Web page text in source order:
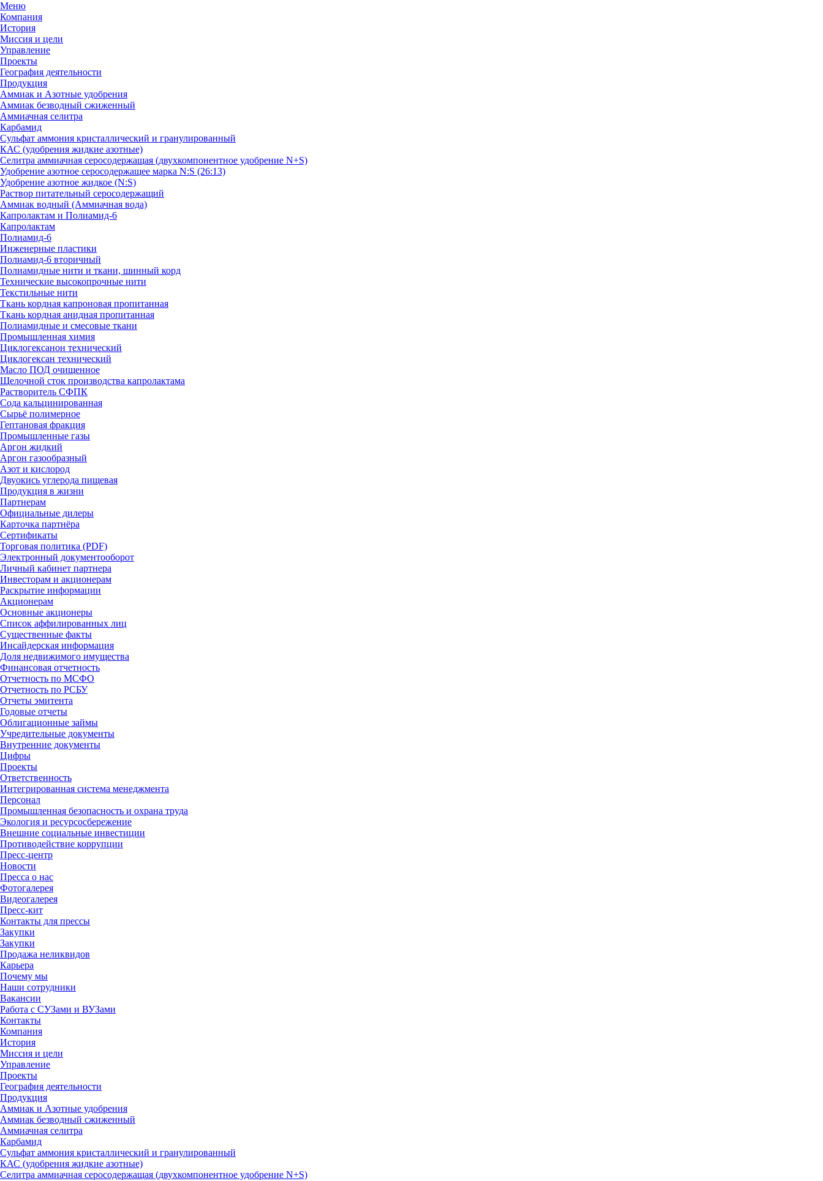
Меню
Компания
История
Миссия и цели
Управление
Проекты
География деятельности
Продукция
Аммиак и Азотные удобрения
Аммиак безводный сжиженный
Аммиачная селитра
Карбамид
Сульфат аммония кристаллический и гранулированный
КАС (удобрения жидкие азотные)
Селитра аммиачная серосодержащая (двухкомпонентное удобрение N+S)
Удобрение азотное серосодержащее марка N:S (26:13)
Удобрение азотное жидкое (N:S)
Раствор питательный серосодержащий
Аммиак водный (Аммиачная вода)
Капролактам и Полиамид-6
Капролактам
Полиамид-6
Инженерные пластики
Полиамид-6 вторичный
Полиамидные нити и ткани, шинный корд
Технические высокопрочные нити
Текстильные нити
Ткань кордная капроновая пропитанная
Ткань кордная анидная пропитанная
Полиамидные и смесовые ткани
Промышленная химия
Циклогексанон технический
Циклогексан технический
Масло ПОД очищенное
Щелочной сток производства капролактама
Растворитель СФПК
Сода кальцинированная
Сырьё полимерное
Гептановая фракция
Промышленные газы
Аргон жидкий
Аргон газообразный
Азот и кислород
Двуокись углерода пищевая
Продукция в жизни
Партнерам
Официальные дилеры
Карточка партнёра
Сертификаты
Торговая политика (PDF)
Электронный документооборот
Личный кабинет партнера
Инвесторам и акционерам
Раскрытие информации
Акционерам
Основные акционеры
Список аффилированных лиц
Существенные факты
Инсайдерская информация
Доля недвижимого имущества
Финансовая отчетность
Отчетность по МСФО
Отчетность по РСБУ
Отчеты эмитента
Годовые отчеты
Облигационные займы
Учредительные документы
Внутренние документы
Цифры
Проекты
Ответственность
Интегрированная система менеджмента
Персонал
Промышленная безопасность и охрана труда
Экология и ресурсосбережение
Внешние социальные инвестиции
Противодействие коррупции
Пресс-центр
Новости
Пресса о нас
Фотогалерея
Видеогалерея
Пресс-кит
Контакты для прессы
Закупки
Закупки
Продажа неликвидов
Карьера
Почему мы
Наши сотрудники
Вакансии
Работа с СУЗами и ВУЗами
Контакты
Компания
История
Миссия и цели
Управление
Проекты
География деятельности
Продукция
Аммиак и Азотные удобрения
Аммиак безводный сжиженный
Аммиачная селитра
Карбамид
Сульфат аммония кристаллический и гранулированный
КАС (удобрения жидкие азотные)
Селитра аммиачная серосодержащая (двухкомпонентное удобрение N+S)